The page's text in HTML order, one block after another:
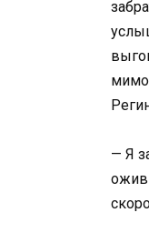
мимо
— Я